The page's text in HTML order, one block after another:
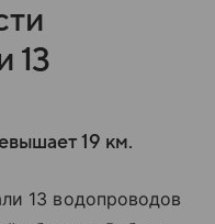
13
19 км.
13 водопроводов